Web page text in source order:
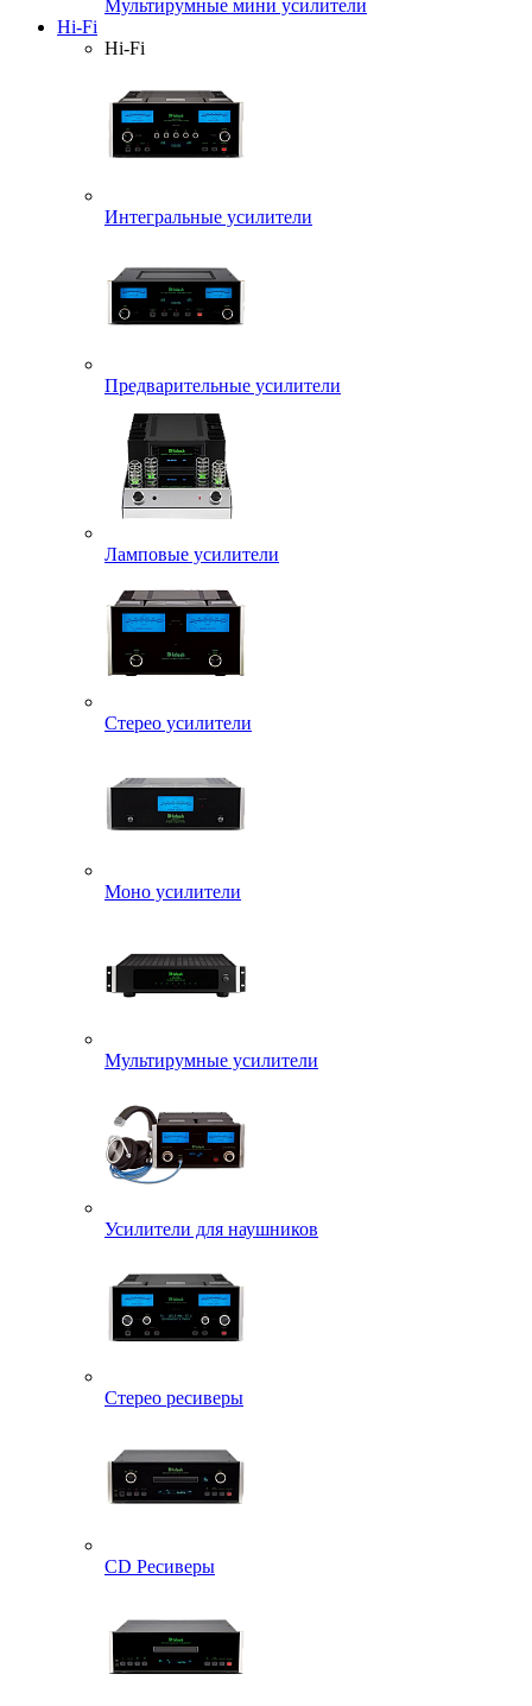
Мультирумные мини усилители
Hi-Fi
Hi-Fi
Интегральные усилители
Предварительные усилители
Ламповые усилители
Стерео усилители
Моно усилители
Мультирумные усилители
Усилители для наушников
Стерео ресиверы
CD Ресиверы